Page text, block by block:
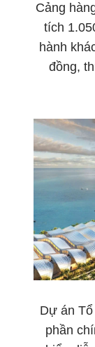
Cảng
tích
hành
đồng,
Dự án
phần